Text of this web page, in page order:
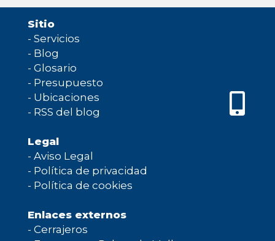
Sitio
- Servicios
- Blog
- Glosario
- Presupuesto
- Ubicaciones
- RSS del blog
Legal
- Aviso Legal
- Política de privacidad
- Política de cookies
Enlaces externos
- Cerrajeros